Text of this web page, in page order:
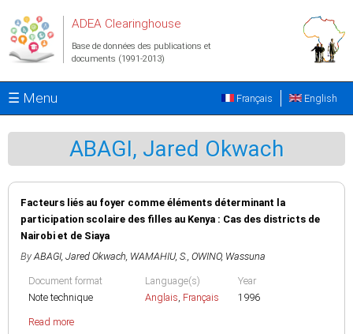
ADEA Clearinghouse
Base de données des publications et
documents (1991-2013)
☰ Menu English
Français
ABAGI, Jared Okwach
Facteurs liés au foyer comme éléments déterminant la
participation scolaire des filles au Kenya : Cas des districts de
Nairobi et de Siaya
By ABAGI, Jared Okwach, WAMAHIU, S., OWINO, Wassuna
Document format
Note technique
Language(s)
Anglais, Français
Year
1996
Read more